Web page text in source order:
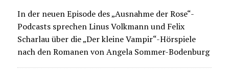
In der neuen Episode des „Ausnahme der Rose“-
Podcasts sprechen Linus Volkmann und Felix
Scharlau über die „Der kleine Vampir“-Hörspiele
nach den Romanen von Angela Sommer-Bodenburg